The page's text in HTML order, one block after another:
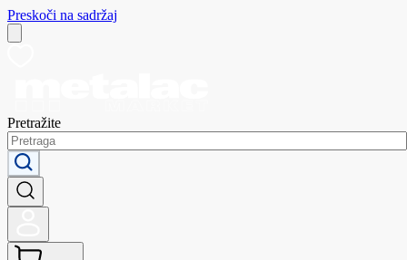
Preskoči na sadržaj
Pretražite